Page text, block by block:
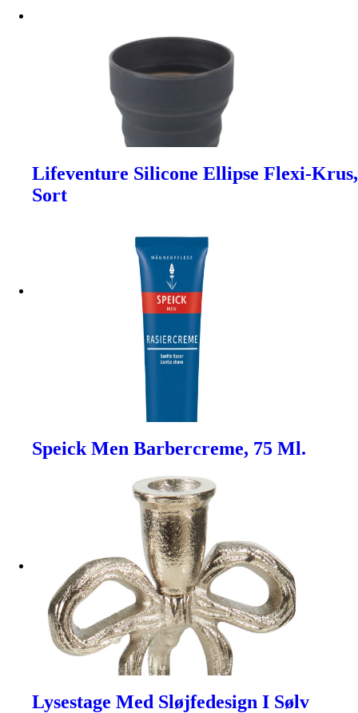
Lifeventure Silicone Ellipse Flexi-Krus,
Sort
Speick Men Barbercreme, 75 Ml.
Lysestage Med Sløjfedesign I Sølv